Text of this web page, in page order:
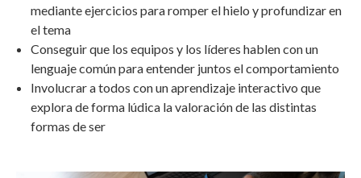
mediante ejercicios para romper el hielo y profundizar en
el tema
Conseguir que los equipos y los líderes hablen con un
lenguaje común para entender juntos el comportamiento
Involucrar a todos con un aprendizaje interactivo que
explora de forma lúdica la valoración de las distintas
formas de ser